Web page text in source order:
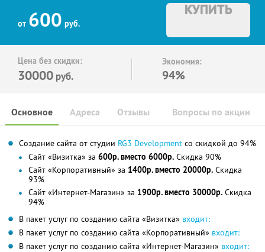
от 600 руб.
КУПИТЬ
Цена без скидки:
30000 руб.
Экономия:
94%
Основное Отзывы Вопросы по акции
Адреса
Создание сайта от студии RG3 Development со скидкой до 94%
Сайт «Визитка» за 600р. вместо 6000р. Скидка 90%
Сайт «Корпоративный» за 1400р. вместо 20000р. Скидка
93%
Сайт «Интернет-Магазин» за 1900р. вместо 30000р. Скидка
94%
В пакет услуг по созданию сайта «Визитка» входит:
В пакет услуг по созданию сайта «Корпоративный» входит:
В пакет услуг по созданию сайта «Интернет-Магазин» входит: